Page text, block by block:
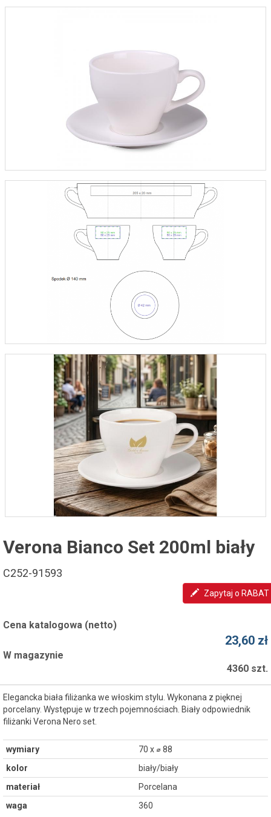
Verona Bianco Set 200ml biały
C252-91593
Zapytaj o RABAT
Cena katalogowa (netto)
23,60 zł
W magazynie
4360 szt.
Elegancka biała filiżanka we włoskim stylu. Wykonana z pięknej
porcelany. Występuje w trzech pojemnościach. Biały odpowiednik
filiżanki Verona Nero set.
wymiary
70 x ⌀ 88
kolor
biały/biały
materiał
Porcelana
waga
360